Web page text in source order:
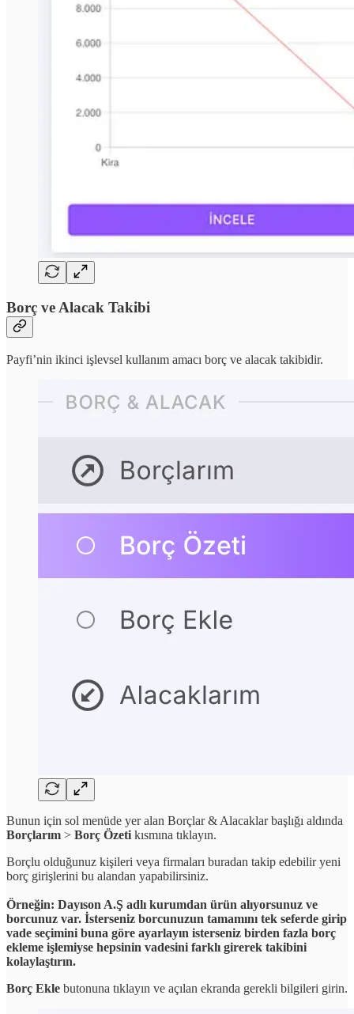
Borç ve Alacak Takibi
Payfi’nin ikinci işlevsel kullanım amacı borç ve alacak takibidir.
Bunun için sol menüde yer alan Borçlar & Alacaklar başlığı aldında
Borçlarım > Borç Özeti kısmına tıklayın.
Borçlu olduğunuz kişileri veya firmaları buradan takip edebilir yeni
borç girişlerini bu alandan yapabilirsiniz.
Örneğin: Dayıson A.Ş adlı kurumdan ürün alıyorsunuz ve
borcunuz var. İsterseniz borcunuzun tamamını tek seferde girip
vade seçimini buna göre ayarlayın isterseniz birden fazla borç
ekleme işlemiyse hepsinin vadesini farklı girerek takibini
kolaylaştırın.
Borç Ekle butonuna tıklayın ve açılan ekranda gerekli bilgileri girin.